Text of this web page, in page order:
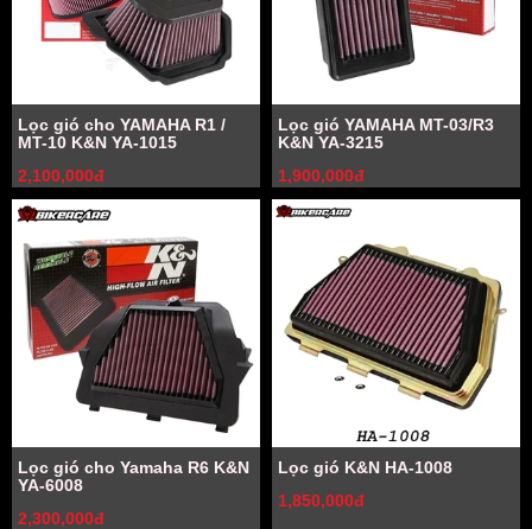
Lọc gió cho YAMAHA R1 /
MT-10 K&N YA-1015
2,100,000đ
Lọc gió YAMAHA MT-03/R3
K&N YA-3215
1,900,000đ
Lọc gió cho Yamaha R6 K&N
YA-6008
2,300,000đ
Lọc gió K&N HA-1008
1,850,000đ